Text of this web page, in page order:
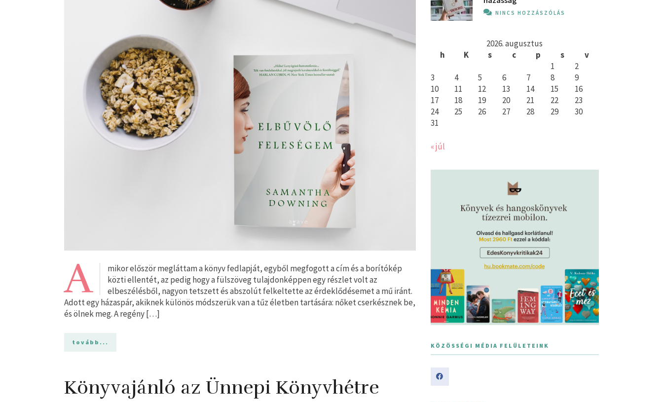
A
mikor először megláttam a könyv fedlapját, egyből megfogott a cím és a borítókép
közti ellentét, az pedig hogy a fülszöveg tulajdonképpen egy részlet volt az
elbeszélésből, nagyon tetszett és abszolút felkeltette az érdeklődésemet a mű iránt.
Adott egy házaspár, akiknek különös módszerük van a tűz életben tartására: nőket cserkésznek be,
és ölnek meg. A regény […]
tovább...
Könyvajánló az Ünnepi Könyvhétre
NINCS HOZZÁSZÓLÁS
2026. augusztus
h
K s c p s
v
1
2
3
4 5 6 7 8
9
10
11 12 13 14 15
16
17
18 19 20 21 22
23
24
25 26 27 28 29
30
31
« júl
KÖZÖSSÉGI MÉDIA FELÜLETEINK